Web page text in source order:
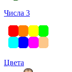
Числа 3
Цвета